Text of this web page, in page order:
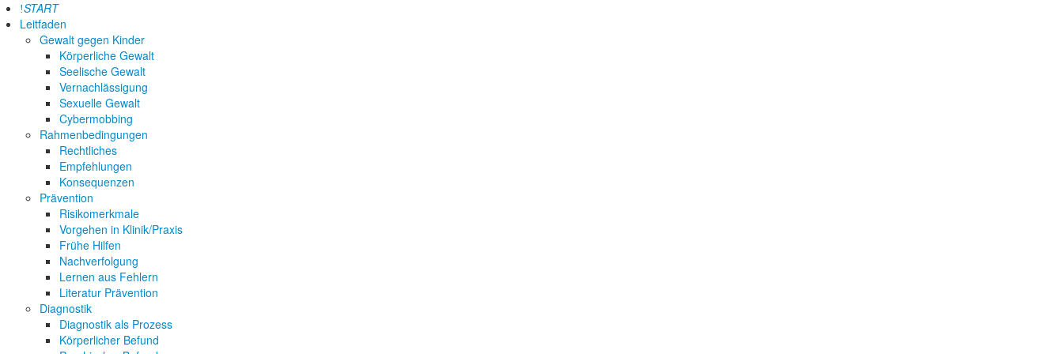
START
Leitfaden
Gewalt gegen Kinder
Körperliche Gewalt
Seelische Gewalt
Vernachlässigung
Sexuelle Gewalt
Cybermobbing
Rahmenbedingungen
Rechtliches
Empfehlungen
Konsequenzen
Prävention
Risikomerkmale
Vorgehen in Klinik/Praxis
Frühe Hilfen
Nachverfolgung
Lernen aus Fehlern
Literatur Prävention
Diagnostik
Diagnostik als Prozess
Körperlicher Befund